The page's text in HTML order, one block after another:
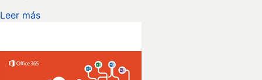
Leer más